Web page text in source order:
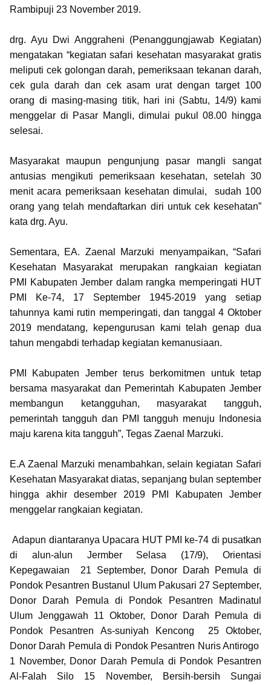
Rambipuji 23 November 2019.
drg. Ayu Dwi Anggraheni (Penanggungjawab Kegiatan)
mengatakan “kegiatan safari kesehatan masyarakat gratis
meliputi cek golongan darah, pemeriksaan tekanan darah,
cek gula darah dan cek asam urat dengan target 100
orang di masing-masing titik, hari ini (Sabtu, 14/9) kami
menggelar di Pasar Mangli, dimulai pukul 08.00 hingga
selesai.
Masyarakat maupun pengunjung pasar mangli sangat
antusias mengikuti pemeriksaan kesehatan, setelah 30
menit acara pemeriksaan kesehatan dimulai, sudah 100
orang yang telah mendaftarkan diri untuk cek kesehatan”
kata drg. Ayu.
Sementara, EA. Zaenal Marzuki menyampaikan, “Safari
Kesehatan Masyarakat merupakan rangkaian kegiatan
PMI Kabupaten Jember dalam rangka memperingati HUT
PMI Ke-74, 17 September 1945-2019 yang setiap
tahunnya kami rutin memperingati, dan tanggal 4 Oktober
2019 mendatang, kepengurusan kami telah genap dua
tahun mengabdi terhadap kegiatan kemanusiaan.
PMI Kabupaten Jember terus berkomitmen untuk tetap
bersama masyarakat dan Pemerintah Kabupaten Jember
membangun ketangguhan, masyarakat tangguh,
pemerintah tangguh dan PMI tangguh menuju Indonesia
maju karena kita tangguh”, Tegas Zaenal Marzuki.
E.A Zaenal Marzuki menambahkan, selain kegiatan Safari
Kesehatan Masyarakat diatas, sepanjang bulan september
hingga akhir desember 2019 PMI Kabupaten Jember
menggelar rangkaian kegiatan.
Adapun diantaranya Upacara HUT PMI ke-74 di pusatkan
di alun-alun Jermber Selasa (17/9), Orientasi
Kepegawaian 21 September, Donor Darah Pemula di
Pondok Pesantren Bustanul Ulum Pakusari 27 September,
Donor Darah Pemula di Pondok Pesantren Madinatul
Ulum Jenggawah 11 Oktober, Donor Darah Pemula di
Pondok Pesantren As-suniyah Kencong 25 Oktober,
Donor Darah Pemula di Pondok Pesantren Nuris Antirogo
1 November, Donor Darah Pemula di Pondok Pesantren
Al-Falah Silo 15 November, Bersih-bersih Sungai